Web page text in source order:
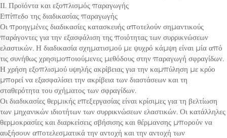
ΙΙ. Προϊόντα και εξοπλισμός παραγωγής
Επίπεδο της διαδικασίας παραγωγής
Οι προηγμένες διαδικασίες κατασκευής αποτελούν σημαντικούς
παράγοντες για την εξασφάλιση της ποιότητας των συρρικνώσεων
ελαστικών. Η διαδικασία σχηματισμού με ψυχρό κάμψη είναι μία από
τις συνήθως χρησιμοποιούμενες μεθόδους στην παραγωγή σφραγίδων.
Η χρήση εξοπλισμού υψηλής ακρίβειας για την καμπύληση με κρύο
μπορεί να εξασφαλίσει την ακρίβεια των διαστάσεων και τη
σταθερότητα του σχήματος των σφραγίδων.
Οι διαδικασίες θερμικής επεξεργασίας είναι κρίσιμες για τη βελτίωση
των μηχανικών ιδιοτήτων των συρρικνώσεων ελαστικών. Οι κατάλληλες
θερμοκρασίες και διαρκεί­σεις σβήσισης και θέρμανσης μπορούν να
αυξήσουν αποτελεσματικά την αντοχή και την αντοχή των